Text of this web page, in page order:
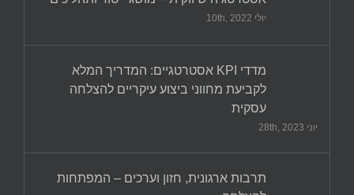
יולי 10th, 2022
מדדי KPI אסטרטגיים: המדריך המלא
לקביעת מחווני ביצוע עיקריים להצלחה
עסקית
יוני 28th, 2023
תרבות ארגונית, חזון וערכים – המפתחות